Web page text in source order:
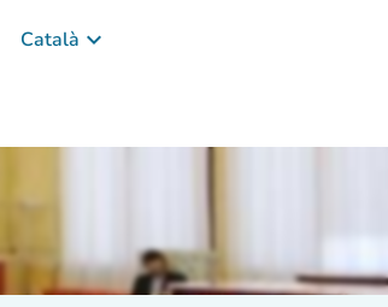
Català keyboard_arrow_down